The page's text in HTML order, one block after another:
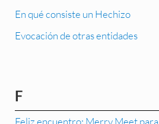
En qué consiste un Hechizo
Evocación de otras entidades
F
Feliz encuentro: Merry Meet para